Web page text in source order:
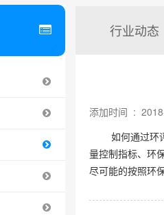
行业动态
添加时间 :
如何通过环
量控制指标、环
尽可能的按照环